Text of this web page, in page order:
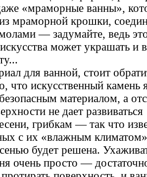
«мраморные ванны»,
мраморной крошки,
— задумайте, ведь
может украшать и
для ванной, стоит
что искусственный камень
материалом, а
не дает развиваться
грибкам — так что
с их «влажным
будет решена.
очень просто —